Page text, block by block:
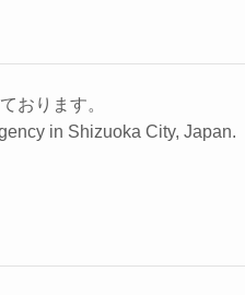
おります。
in Shizuoka City, Japan.